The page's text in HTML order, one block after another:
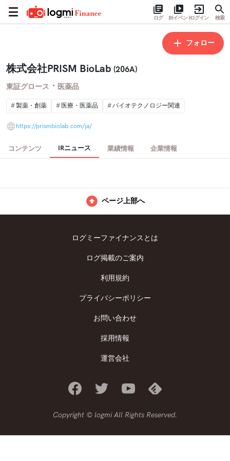
ログ IRイベントログイン 検索
フォロー
株式会社PRISM BioLab (206A)
東証グロース ・ 医薬品
製薬・創薬 医療・医薬品 バイオテクノロジー関連
https://prismbiolab.com/ja/
コンテンツ IRニュース 業績情報 企業情報
ページ上部へ
ログミーファイナンスとは
ログ掲載のご案内
利用規約
プライバシーポリシー
お問い合わせ
採用情報
運営会社
Copyright © logmi All Rights Reserved.